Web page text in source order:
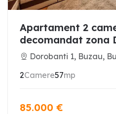
Apartament 2
decomandat zona
Dorobanti 1, Buzau,
2Camere57mp
85.000 €